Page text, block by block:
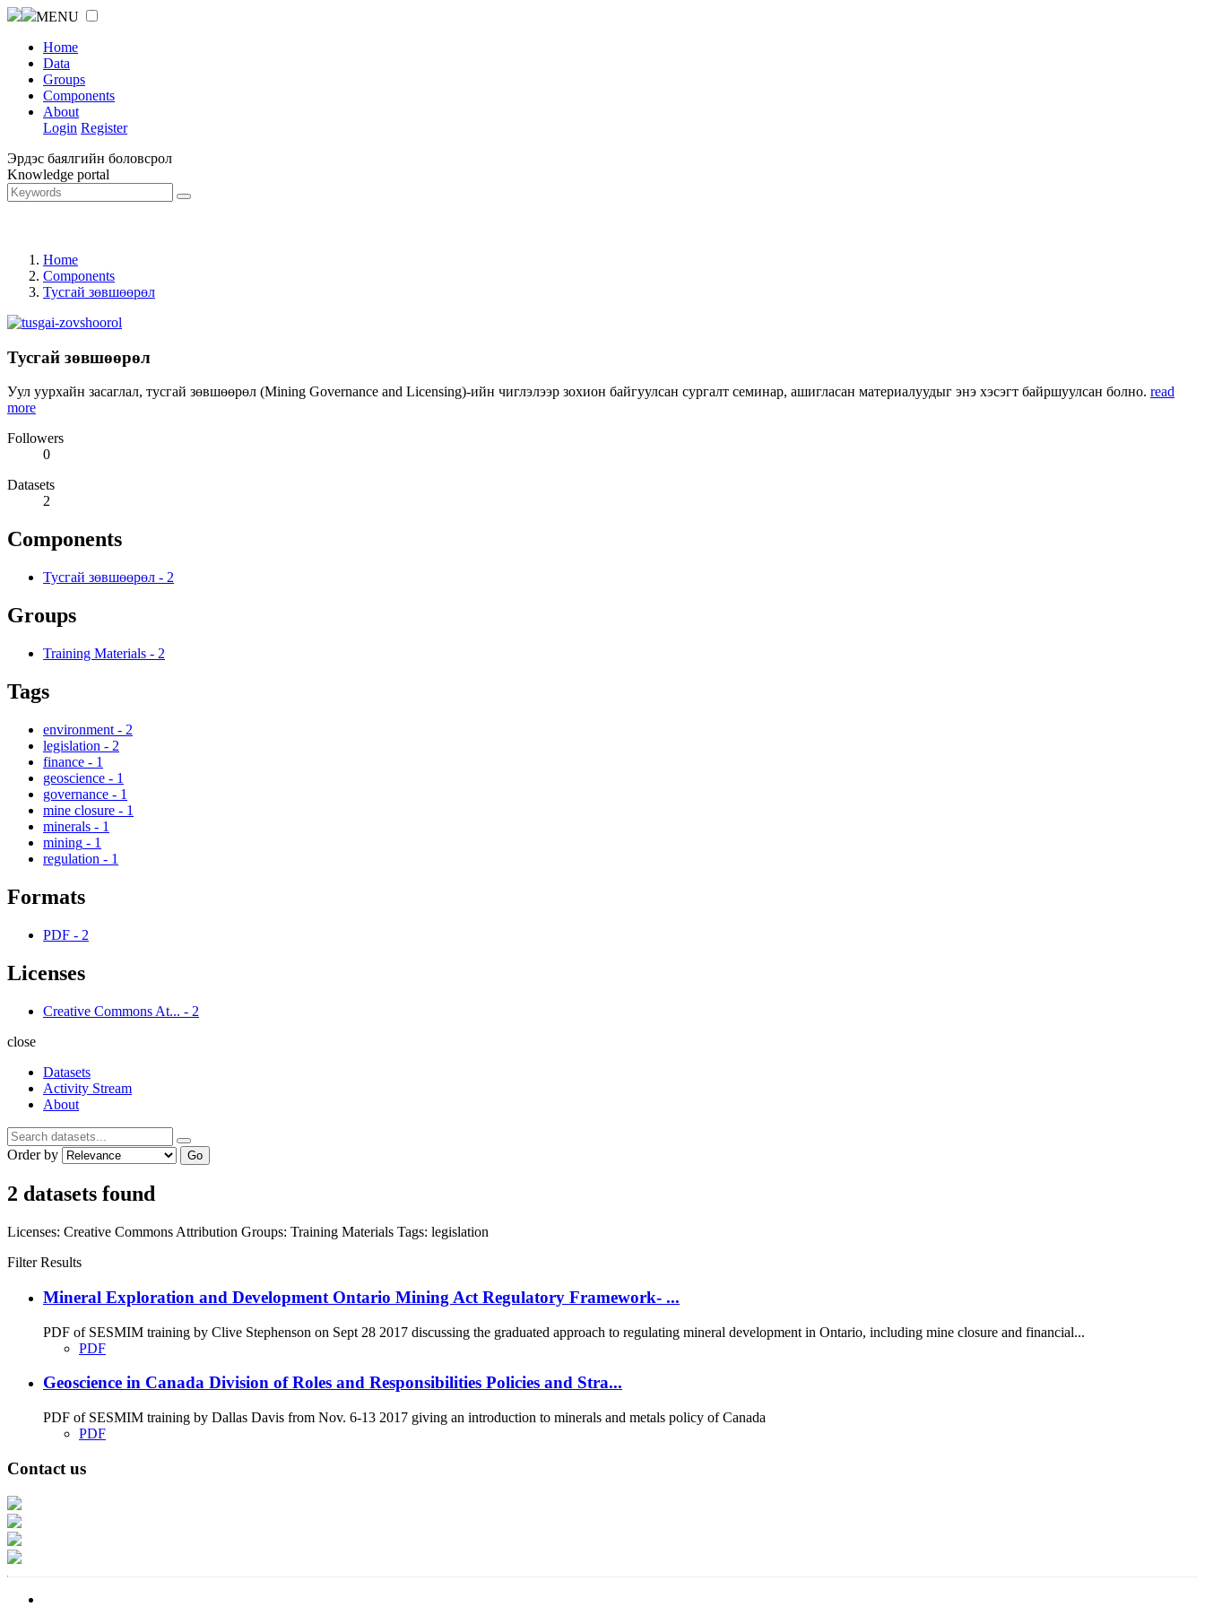
MENU
Home
Data
Groups
Components
About
Login Register
Эрдэс баялгийн боловсрол
Knowledge portal
Home
Components
Тусгай зөвшөөрөл
Тусгай зөвшөөрөл
Уул уурхайн засаглал, тусгай зөвшөөрөл (Mining Governance and Licensing)-ийн чиглэлээр зохион байгуулсан сургалт семинар, ашигласан материалуудыг энэ хэсэгт байршуулсан болно. read
more
Followers
0
Datasets
2
Components
Тусгай зөвшөөрөл - 2
Groups
Training Materials - 2
Tags
environment - 2
legislation - 2
finance - 1
geoscience - 1
governance - 1
mine closure - 1
minerals - 1
mining - 1
regulation - 1
Formats
PDF - 2
Licenses
Creative Commons At... - 2
close
Datasets
Activity Stream
About
Order by Go
2 datasets found
Licenses: Creative Commons Attribution Groups: Training Materials Tags: legislation
Filter Results
Mineral Exploration and Development Ontario Mining Act Regulatory Framework- ...
PDF of SESMIM training by Clive Stephenson on Sept 28 2017 discussing the graduated approach to regulating mineral development in Ontario, including mine closure and financial...
PDF
Geoscience in Canada Division of Roles and Responsibilities Policies and Stra...
PDF of SESMIM training by Dallas Davis from Nov. 6-13 2017 giving an introduction to minerals and metals policy of Canada
PDF
Contact us